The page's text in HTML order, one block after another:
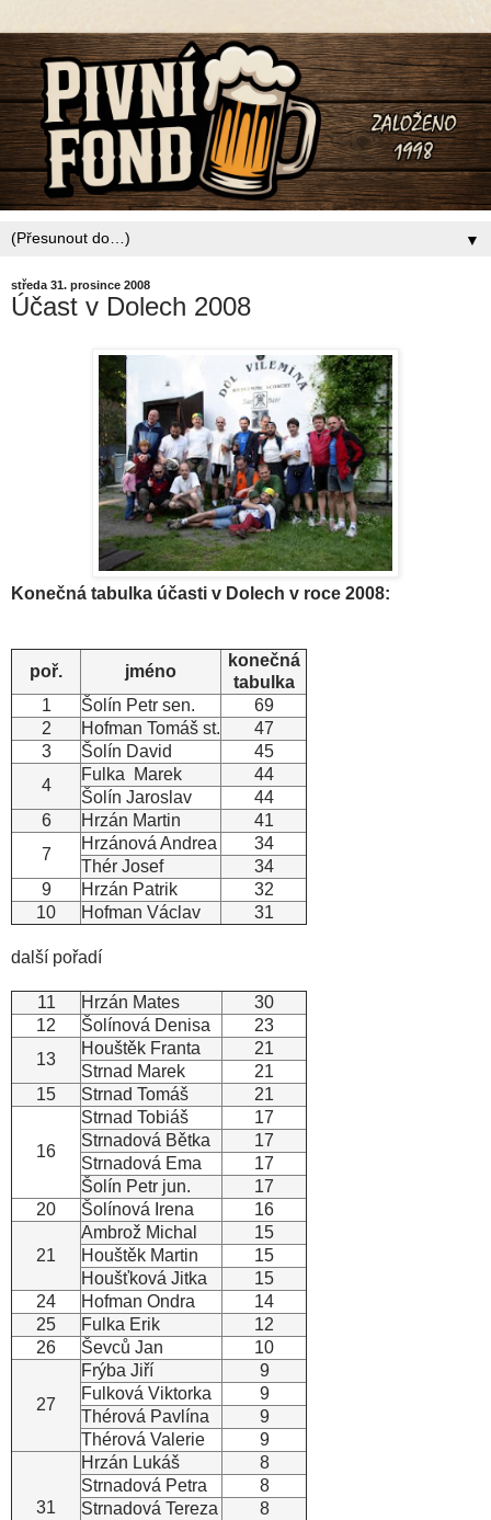
▼
středa 31. prosince 2008
Účast v Dolech 2008
Konečná tabulka účasti v Dolech v roce 2008:
poř. jméno
konečná
tabulka
1
Šolín Petr sen.
69
2
Hofman Tomáš st.
47
3
Šolín David
45
4
Fulka Marek
44
Šolín Jaroslav
44
6
Hrzán Martin
41
7
Hrzánová Andrea
34
Thér Josef
34
9
Hrzán Patrik
32
10
Hofman Václav 31
další pořadí
11 Hrzán Mates
30
12
Šolínová Denisa
23
13
Houštěk Franta
21
Strnad Marek
21
15
Strnad Tomáš 21
16
Strnad Tobiáš
17
Strnadová Bětka
17
Strnadová Ema
17
Šolín Petr jun.
17
20
Šolínová Irena 16
21
Ambrož Michal
15
Houštěk Martin
15
Houšťková Jitka
15
24
Hofman Ondra
14
25
Fulka Erik
12
26
Ševců Jan 10
27
Frýba Jiří
9
Fulková Viktorka
9
Thérová Pavlína
9
Thérová Valerie
9
31
Hrzán Lukáš
8
Strnadová Petra
8
Strnadová Tereza
8